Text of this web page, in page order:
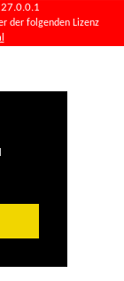
der folgenden Lizenz